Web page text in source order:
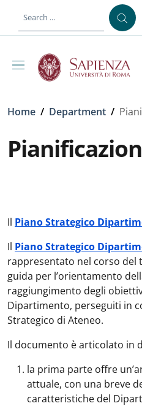
Breadcrumb
Home / Department /
Il Piano Strategico
Il Piano Strategico
rappresentato nel corso del
guida per l’orientamento
raggiungimento degli
Dipartimento, perseguiti in
Strategico di Ateneo.
Il documento è articolato in
la prima parte offre
attuale, con una breve
caratteristiche del